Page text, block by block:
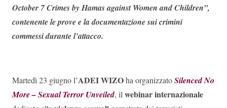
October 7 Crimes by Hamas against Women and Children”,
contenente le prove e la documentazione sui crimini
commessi durante l’attacco.
Martedì 23 giugno l’ADEI WIZOha organizzatoSilenced No
More – Sexual Terror Unveiled, ilwebinar internazionale